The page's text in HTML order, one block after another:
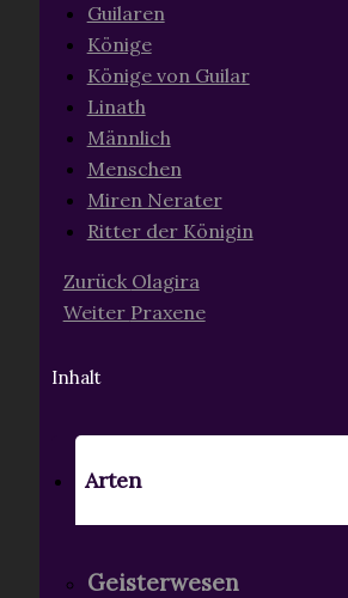
Arten
Geisterwesen
Guilaren
Könige
Könige von Guilar
Linath
Männlich
Menschen
Miren Nerater
Ritter der Königin
Zurück Olagira
Weiter Praxene
Inhalt